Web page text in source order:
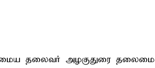
மைய தலைவர் அழகுதுரை தலைமை